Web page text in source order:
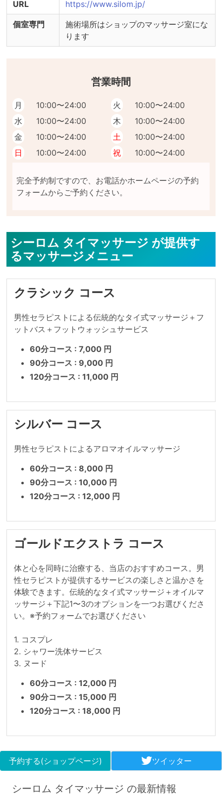
URL https://www.silom.jp/
個室専門
施術場所はショップのマッサージ室にな
ります
営業時間
月 10:00〜24:00 火
10:00〜24:00
水
10:00〜24:00 木
10:00〜24:00
金
10:00〜24:00 土
10:00〜24:00
日
10:00〜24:00 祝 10:00〜24:00
完全予約制ですので、お電話かホームページの予約
シーロム タイマッサージ が提供す
るマッサージメニュー
クラシック コース
男性セラピストによる伝統的なタイ式マッサージ＋フ
ットバス＋フットウォッシュサービス
60分コース : 7,000 円
90分コース : 9,000 円
120分コース : 11,000 円
シルバー コース
男性セラピストによるアロマオイルマッサージ
60分コース : 8,000 円
90分コース : 10,000 円
120分コース : 12,000 円
ゴールドエクストラ コース
体と心を同時に治療する、当店のおすすめコース。男
性セラピストが提供するサービスの楽しさと温かさを
体験できます。伝統的なタイ式マッサージ＋オイルマ
ッサージ＋下記1〜3のオプションを一つお選びくださ
い。※予約フォームでお選びください
1. コスプレ
2. シャワー洗体サービス
3. ヌード
60分コース : 12,000 円
90分コース : 15,000 円
120分コース : 18,000 円
予約する(ショップページ) ツイッター
シーロム タイマッサージ の最新情報